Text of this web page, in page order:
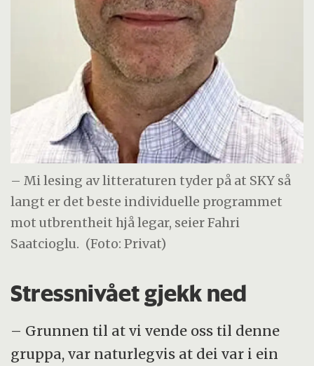
– Mi lesing av litteraturen tyder på at SKY så
langt er det beste individuelle programmet
mot utbrentheit hjå legar, seier Fahri
Saatcioglu. (Foto: Privat)
Stressnivået gjekk ned
– Grunnen til at vi vende oss til denne
gruppa, var naturlegvis at dei var i ein